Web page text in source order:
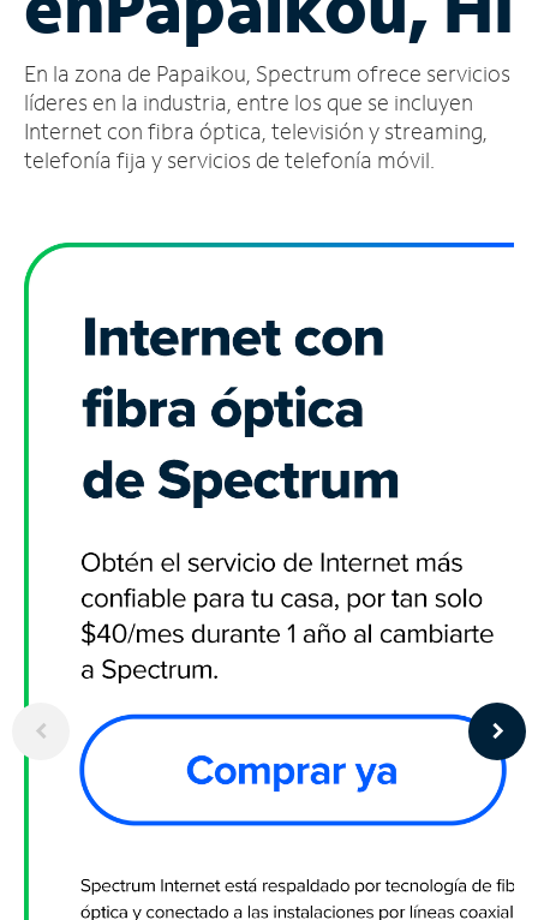
cuenta
Encuentra
una
tienda
En la zona de Papaikou, Spectrum ofrece servicios
líderes en la industria, entre los que se incluyen
Internet con fibra óptica, televisión y streaming,
telefonía fija y servicios de telefonía móvil.